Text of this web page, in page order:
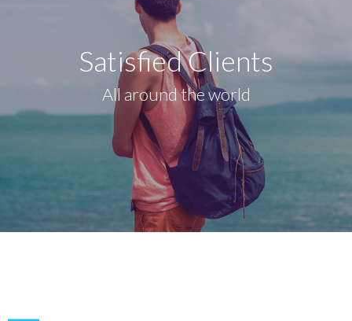
Satisfied Clients
All around the world